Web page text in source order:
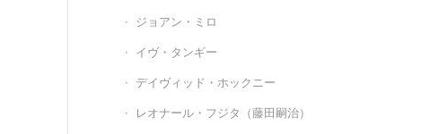
ジョアン・ミロ
イヴ・タンギー
デイヴィッド・ホックニー
レオナール・フジタ（藤田嗣治）